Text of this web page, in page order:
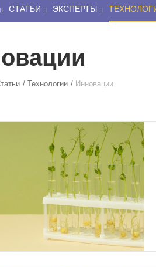
удовольствия, и
именно вокруг…
себестоимость»,…
ЛЯШКО
чипированы и
удовольствия, и
именно вокруг…
СТАТЬИ ЭКСПЕРТЫ
Технологии Инновации